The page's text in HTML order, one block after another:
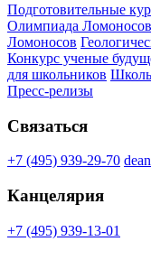
Подготовительные
Олимпиада Ломоносов
Ломоносов
Конкурс ученые
для школьников
Пресс-релизы
Связаться
+7 (495) 939-29-70
Канцелярия
+7 (495) 939-13-01